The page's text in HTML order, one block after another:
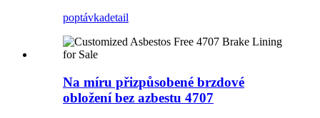
poptávkadetail
Na míru přizpůsobené brzdové
obložení bez azbestu 4707